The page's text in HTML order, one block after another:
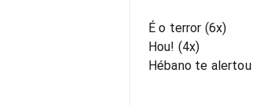
É o terror (6x)
Hou! (4x)
Hébano te alertou